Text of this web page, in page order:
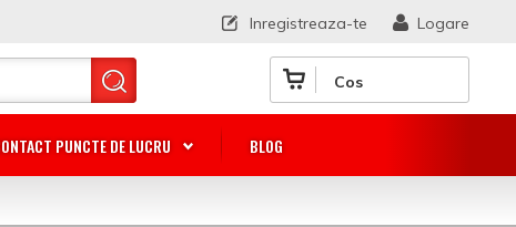
Cos
PUNCTE DE LUCRU BLOG
Logare
Inregistreaza-te